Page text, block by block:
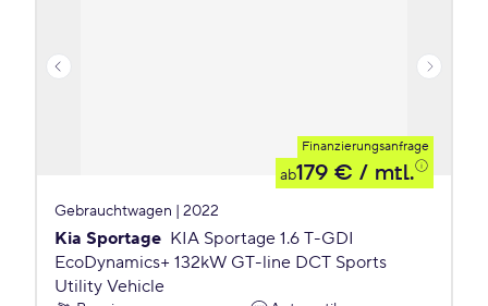
Finanzierungsanfrage
ab179 € / mtl.
Gebrauchtwagen | 2022
Kia Sportage KIA Sportage 1.6 T-GDI
EcoDynamics+ 132kW GT-line DCT Sports
Utility Vehicle